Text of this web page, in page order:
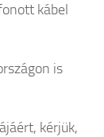
kábel
is
kérjük,